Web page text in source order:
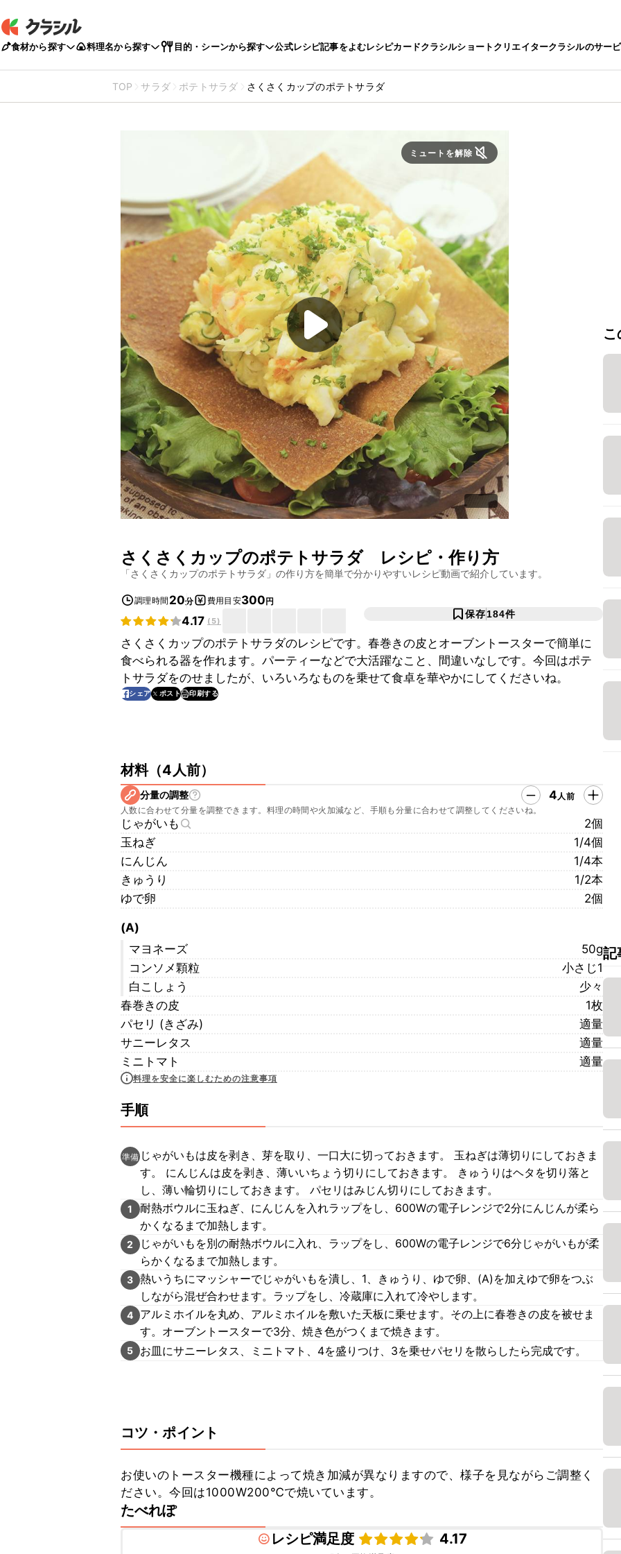
食材から探す 料理名から探す 目的・シーンから探す 公式レシピ記事をよむレシピカードクラシルショートクリエイタークラシルのサー
TOP サラダ ポテトサラダ さくさくカップのポテトサラダ
ミュートを解除
さくさくカップのポテトサラダレシピ・作り方
「さくさくカップのポテトサラダ 」の作り方を簡単で分かりやすいレシピ動画で紹介しています。
調理時間 20分 費用目安300円
4.17 ( 5)
保存184件
さくさくカップのポテトサラダのレシピです。春巻きの皮とオーブントースターで簡単に
食べられる器を作れます。パーティーなどで大活躍なこと、間違いなしです。今回はポテ
トサラダをのせましたが、いろいろなものを乗せて食卓を華やかにしてくださいね。
シェア ポスト 印刷する
材料（4人前）
分量の調整 4人前
人数に合わせて分量を調整できます。料理の時間や火加減など、手順も分量に合わせて調整してくださいね。
じゃがいも
2個
玉ねぎ
1/4個
にんじん
1/4本
きゅうり
1/2本
ゆで卵
2個
(A)
マヨネーズ
50g
コンソメ顆粒
小さじ1
白こしょう
少々
春巻きの皮
1枚
パセリ (きざみ)
適量
サニーレタス
適量
ミニトマト
適量
料理を安全に楽しむための注意事項
手順
準備 じゃがいもは皮を剥き、芽を取り、一口大に切っておきます。 玉ねぎは薄切りにしておきま
す。 にんじんは皮を剥き、薄いいちょう切りにしておきます。 きゅうりはヘタを切り落と
し、薄い輪切りにしておきます。 パセリはみじん切りにしておきます。
1
耐熱ボウルに玉ねぎ、にんじんを入れラップをし、600Wの電子レンジで2分にんじんが柔ら
かくなるまで加熱します。
2
じゃがいもを別の耐熱ボウルに入れ、ラップをし、600Wの電子レンジで6分じゃがいもが柔
らかくなるまで加熱します。
3 熱いうちにマッシャーでじゃがいもを潰し、1、きゅうり、ゆで卵、(A)を加えゆで卵をつぶ
しながら混ぜ合わせます。ラップをし、冷蔵庫に入れて冷やします。
4
アルミホイルを丸め、アルミホイルを敷いた天板に乗せます。その上に春巻きの皮を被せま
す。オーブントースターで3分、焼き色がつくまで焼きます。
5 お皿にサニーレタス、ミニトマト、4を盛りつけ、3を乗せパセリを散らしたら完成です。
コツ・ポイント
お使いのトースター機種によって焼き加減が異なりますので、様子を見ながらご調整く
ださい。今回は1000W200℃で焼いています。
たべれぽ
レシピ満足度
4.17
記